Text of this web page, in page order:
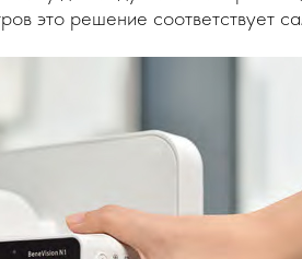
это решение соответствует